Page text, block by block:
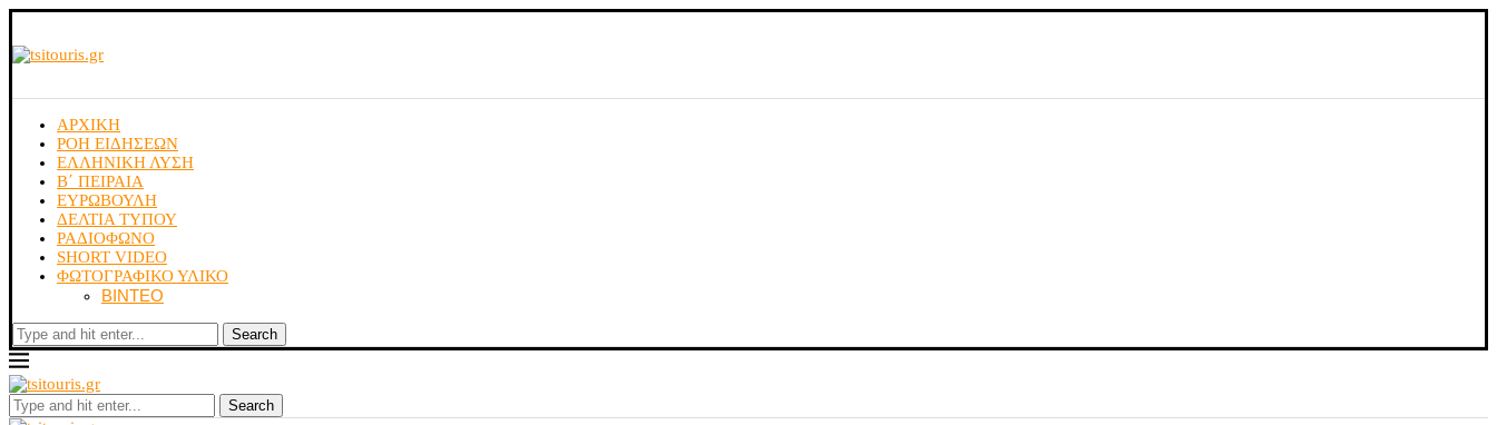
ΑΡΧΙΚΗ
ΡΟΗ ΕΙΔΗΣΕΩΝ
ΕΛΛΗΝΙΚΗ ΛΥΣΗ
Β΄ ΠΕΙΡΑΙΑ
ΕΥΡΩΒΟΥΛΗ
ΔΕΛΤΙΑ ΤΥΠΟΥ
ΡΑΔΙΟΦΩΝΟ
SHORT VIDEO
ΦΩΤΟΓΡΑΦΙΚΟ ΥΛΙΚΟ
ΒΙΝΤΕΟ
Search
Search